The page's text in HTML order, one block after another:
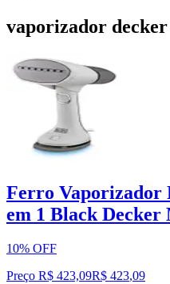
vaporizador
Ferro Vaporizador
em 1 Black Decker
10% OFF
Preço R$ 423,09R$ 423,09